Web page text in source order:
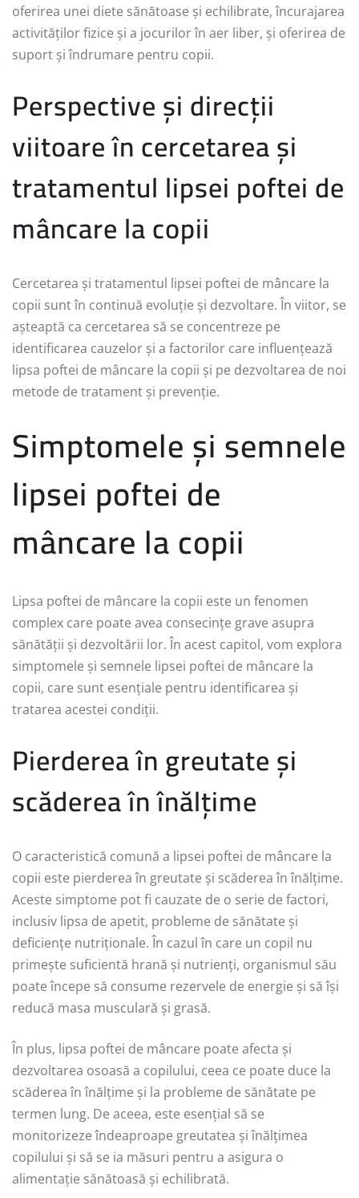
oferirea unei diete sănătoase și echilibrate, încurajarea
activităților fizice și a jocurilor în aer liber, și oferirea de
suport și îndrumare pentru copii.
Perspective și direcții
viitoare în cercetarea și
tratamentul lipsei poftei de
mâncare la copii
Cercetarea și tratamentul lipsei poftei de mâncare la
copii sunt în continuă evoluție și dezvoltare. În viitor, se
așteaptă ca cercetarea să se concentreze pe
identificarea cauzelor și a factorilor care influențează
lipsa poftei de mâncare la copii și pe dezvoltarea de noi
metode de tratament și prevenție.
Simptomele și semnele
lipsei poftei de
mâncare la copii
Lipsa poftei de mâncare la copii este un fenomen
complex care poate avea consecințe grave asupra
sănătății și dezvoltării lor. În acest capitol, vom explora
simptomele și semnele lipsei poftei de mâncare la
copii, care sunt esențiale pentru identificarea și
tratarea acestei condiții.
Pierderea în greutate și
scăderea în înălțime
O caracteristică comună a lipsei poftei de mâncare la
copii este pierderea în greutate și scăderea în înălțime.
Aceste simptome pot fi cauzate de o serie de factori,
inclusiv lipsa de apetit, probleme de sănătate și
deficiențe nutriționale. În cazul în care un copil nu
primește suficientă hrană și nutrienți, organismul său
poate începe să consume rezervele de energie și să își
reducă masa musculară și grasă.
În plus, lipsa poftei de mâncare poate afecta și
dezvoltarea osoasă a copilului, ceea ce poate duce la
scăderea în înălțime și la probleme de sănătate pe
termen lung. De aceea, este esențial să se
monitorizeze îndeaproape greutatea și înălțimea
copilului și să se ia măsuri pentru a asigura o
alimentație sănătoasă și echilibrată.